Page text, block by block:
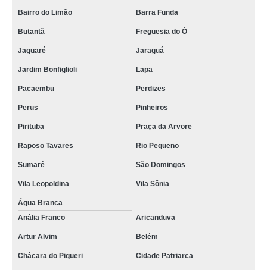
Bairro do Limão Barra Funda
Butantã Freguesia do Ó
Jaguaré Jaraguá
Jardim Bonfiglioli Lapa
Pacaembu Perdizes
Perus Pinheiros
Pirituba Praça da Arvore
Raposo Tavares Rio Pequeno
Sumaré São Domingos
Vila Leopoldina Vila Sônia
Água Branca
Anália Franco
Aricanduva
Artur Alvim Belém
Chácara do Piqueri Cidade Patriarca